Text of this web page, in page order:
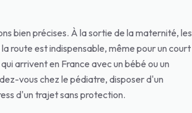
bien précises. À la sortie de la maternité, les
route est indispensable, même pour un court
arrivent en France avec un bébé ou un
vous chez le pédiatre, disposer d'un
d'un trajet sans protection.